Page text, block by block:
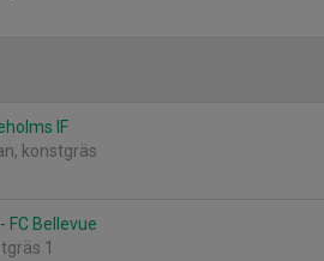
IF
konstgräs
FC Bellevue
1